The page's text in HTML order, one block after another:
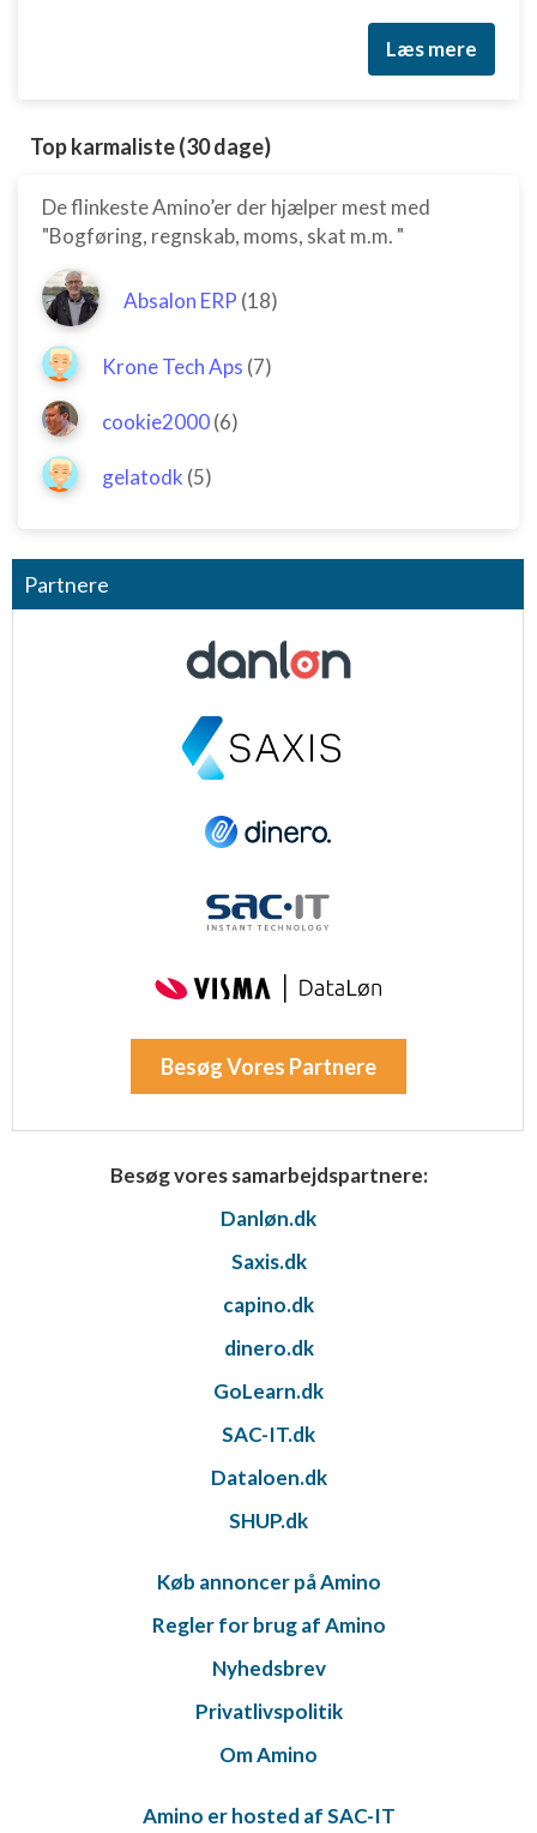
Læs mere
Top karmaliste (30 dage)
De flinkeste Amino’er der hjælper mest med
"Bogføring, regnskab, moms, skat m.m. "
Absalon ERP (18)
Krone Tech Aps (7)
cookie2000(6)
gelatodk (5)
Partnere
Besøg Vores Partnere
Besøg vores samarbejdspartnere:
Danløn.dk
Saxis.dk
capino.dk
dinero.dk
GoLearn.dk
SAC-IT.dk
Dataloen.dk
SHUP.dk
Køb annoncer på Amino
Regler for brug af Amino
Nyhedsbrev
Privatlivspolitik
Om Amino
Amino er hosted af SAC-IT